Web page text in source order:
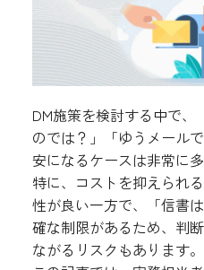
DM施策を検討する中で、
のでは？」「ゆうメール
安になるケースは非常に多
特に、コストを抑えられ
性が良い一方で、「信書
確な制限があるため、判
ながるリスクもあります。